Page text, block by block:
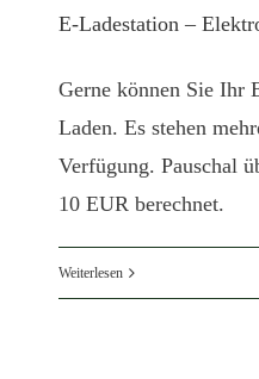
E-Ladestation –
Gerne können Sie Ihr
Laden. Es stehen
Verfügung. Pauschal
10 EUR berechnet.
Weiterlesen